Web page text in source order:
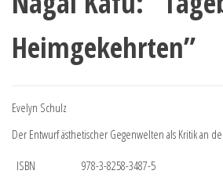
Heimgekehrten”
Evelyn Schulz
Der Entwurf ästhetischer Gegenwelten als Kritik an
ISBN
978-3-8258-3487-5